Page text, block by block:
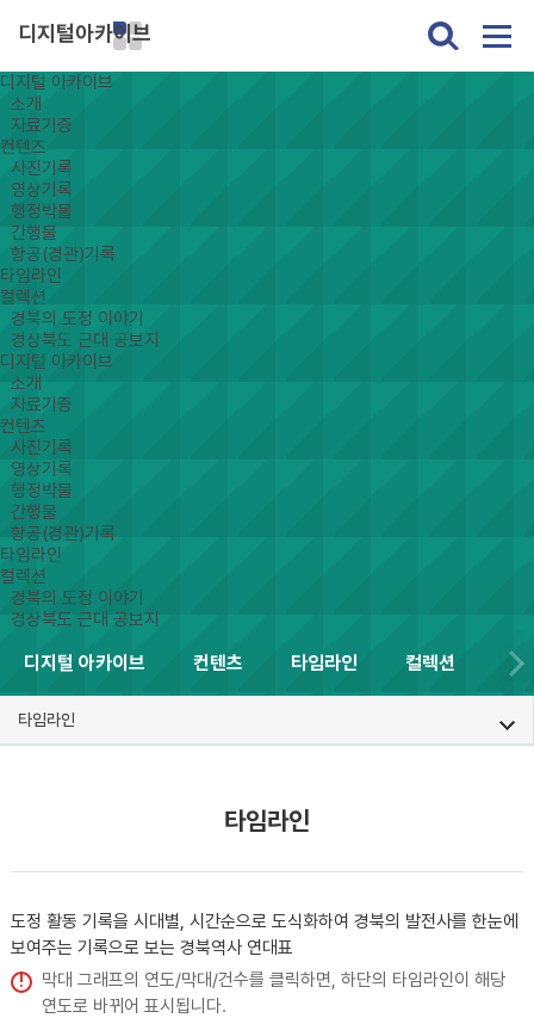
디지털아카이브
디지털 아카이브
소개
자료기증
컨텐츠
사진기록
영상기록
행정박물
간행물
항공(경관)기록
타임라인
컬렉션
경북의 도정 이야기
경상북도 근대 공보지
디지털 아카이브
소개
자료기증
컨텐츠
사진기록
영상기록
행정박물
간행물
항공(경관)기록
타임라인
컬렉션
경북의 도정 이야기
경상북도 근대 공보지
디지털 아카이브 컨텐츠 타임라인 컬렉션
타임라인
타임라인
도정 활동 기록을 시대별, 시간순으로 도식화하여 경북의 발전사를 한눈에
보여주는 기록으로 보는 경북역사 연대표
막대 그래프의 연도/막대/건수를 클릭하면, 하단의 타임라인이 해당
연도로 바뀌어 표시됩니다.